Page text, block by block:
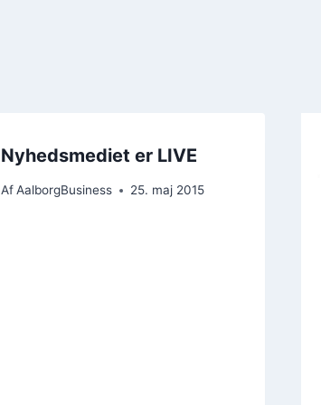
Nyhedsmediet er LIVE
Af AalborgBusiness 25. maj 2015